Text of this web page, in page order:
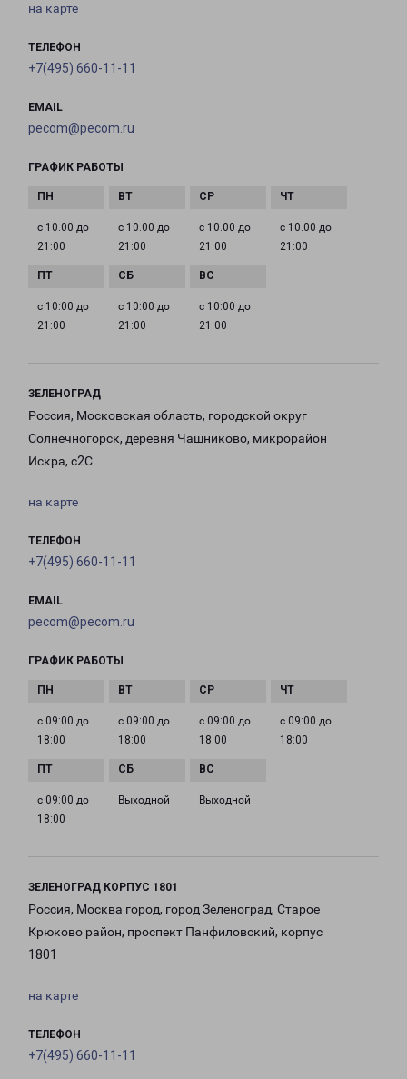
на карте
ТЕЛЕФОН
+7(495) 660-11-11
EMAIL
pecom@pecom.ru
ГРАФИК РАБОТЫ
с 10:00 до
21:00
с 10:00 до
21:00
с 10:00 до
21:00
с 10:00 до
21:00
с 10:00 до
21:00
с 10:00 до
21:00
с 10:00 до
21:00
ЗЕЛЕНОГРАД
Россия, Московская область, городской округ
Солнечногорск, деревня Чашниково, микрорайон
Искра, с2С
на карте
ТЕЛЕФОН
+7(495) 660-11-11
EMAIL
pecom@pecom.ru
ГРАФИК РАБОТЫ
с 09:00 до
18:00
с 09:00 до
18:00
с 09:00 до
18:00
с 09:00 до
18:00
с 09:00 до
18:00
Выходной Выходной
ЗЕЛЕНОГРАД КОРПУС 1801
Россия, Москва город, город Зеленоград, Старое
Крюково район, проспект Панфиловский, корпус
1801
на карте
ТЕЛЕФОН
+7(495) 660-11-11